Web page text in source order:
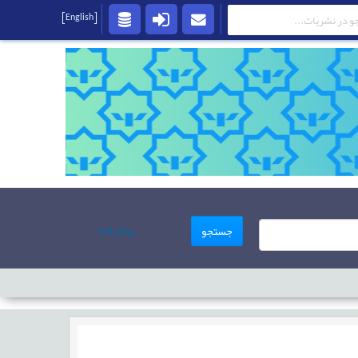
جستجو پیشرفته
[English]